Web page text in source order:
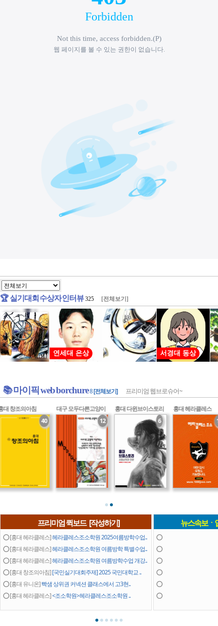
📚 마이픽 web borchure8[전체보기] 프리미엄 웹브로슈어~
창조의아침
40
대구 모두다른고양이
12
대구 모두다른고양이
홍대 다윈브이스토리
6
홍대 다윈브이스토리
홍대 헤라클레스
14
홍대 헤라클레스
프리미엄 퀵보드 [작성하기]
⭕ [홍대 헤라클레스]헤라클레스조소학원 2025여름방학수업..
⭕ [홍대 헤라클레스]헤라클레스조소학원 여름방학 특별수업..
⭕ [홍대 헤라클레스]헤라클레스조소학원 여름방학수업 개강..
⭕ [홍대 창조의아침][국민실기대회주제] 2025 국민대학교 ..
⭕ [홍대 유니온]빡샘 상위권 커넥션 클래스에서 고3현..
⭕ [홍대 헤라클레스]<조소학원>헤라클레스조소학원 ..
뉴스속보ㆍ
⭕
⭕
⭕
⭕
⭕
⭕